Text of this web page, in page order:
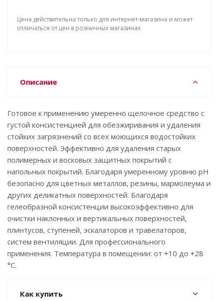
Цена действительна только для интернет-магазина и может
отличаться от цен в розничных магазинах
Описание
Готовое к применению умеренно щелочное средство с
густой консистенцией для обезжиривания и удаления
стойких загрязнений со всех моющихся водостойких
поверхностей. Эффективно для удаления старых
полимерных и восковых защитных покрытий с
напольных покрытий. Благодаря умеренному уровню pH
безопасно для цветных металлов, резины, мармолеума и
других деликатных поверхностей. Благодаря
гелеобразной консистенции высокоэффективно для
очистки наклонных и вертикальных поверхностей,
плинтусов, ступеней, эскалаторов и травелаторов,
систем вентиляции. Для профессионального
применения. Температура в помещении: от +10 до +28
°C.
Как купить